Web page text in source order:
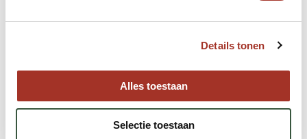
Details tonen
Alles toestaan
Selectie toestaan